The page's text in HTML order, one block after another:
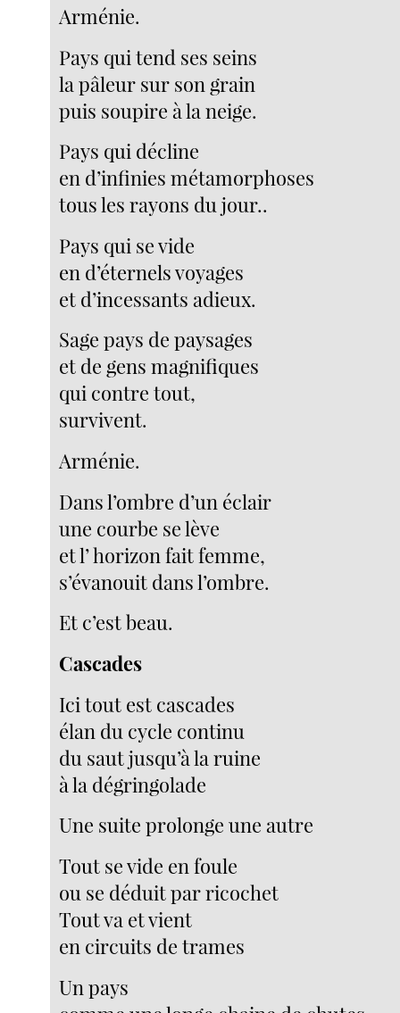
Arménie.
Pays qui tend ses seins
la pâleur sur son grain
puis soupire à la neige.
Pays qui décline
en d’infinies métamorphoses
tous les rayons du jour..
Pays qui se vide
en d’éternels voyages
et d’incessants adieux.
Sage pays de paysages
et de gens magnifiques
qui contre tout,
survivent.
Arménie.
Dans l’ombre d’un éclair
une courbe se lève
et l’ horizon fait femme,
s’évanouit dans l’ombre.
Et c’est beau.
Cascades
Ici tout est cascades
élan du cycle continu
du saut jusqu’à la ruine
à la dégringolade
Une suite prolonge une autre
Tout se vide en foule
ou se déduit par ricochet
Tout va et vient
en circuits de trames
Un pays